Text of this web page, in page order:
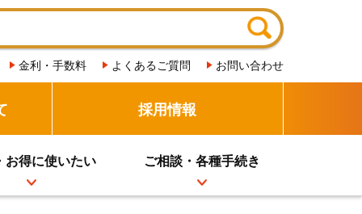
金利・手数料 よくあるご質問 お問い合わせ
お得に使いたい ご相談・各種手続き
採用情報